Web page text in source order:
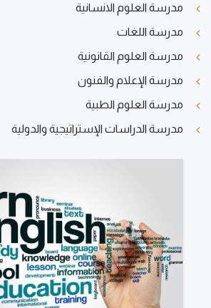
مدرسة العلوم الانسانية
مدرسة اللغات
مدرسة العلوم القانونية
مدرسة الإعلام والفنون
مدرسة العلوم الطبية
مدرسة الدراسات الإستراتيجية والدولية